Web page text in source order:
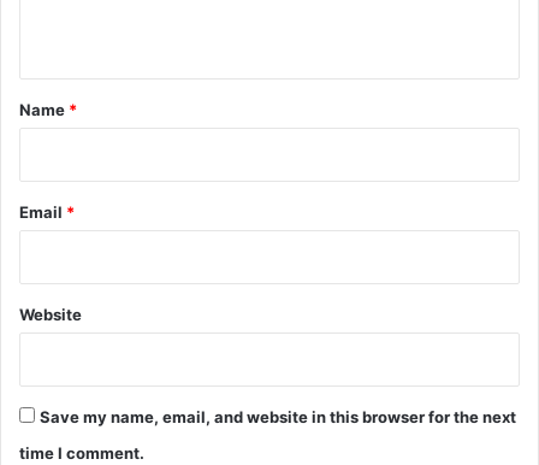
*
Name *
Email *
Website
Save my name, email, and website in this browser for the next
time I comment.